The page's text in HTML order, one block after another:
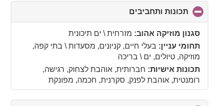
תכונות ותחביבים
to
collapse
סגנון מוזיקה אהוב: מזרחית \ ים תיכונית
תחומי עניין: בעלי חיים, קניונים, מסעדות \ בתי קפה,
מוזיקה, טיולים, ים \ בריכה
תכונות אישיות: חברותית, אוהבת לצחוק, רגישה,
רומנטית, אוהבת לפנק, סקרנית, חכמה, מפונקת